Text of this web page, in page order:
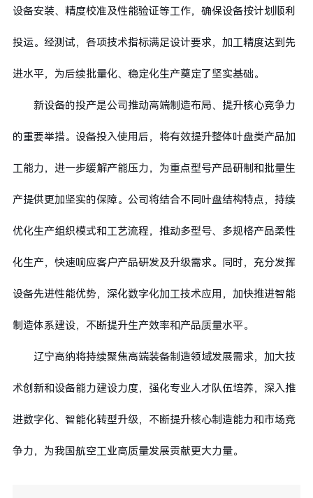
设备安装、精度校准及性能验证等工作，确保设备按计划顺利
投运。经测试，各项技术指标满足设计要求，加工精度达到先
进水平，为后续批量化、稳定化生产奠定了坚实基础。
新设备的投产是公司推动高端制造布局、提升核心竞争力
的重要举措。设备投入使用后，将有效提升整体叶盘类产品加
工能力，进一步缓解产能压力，为重点型号产品研制和批量生
产提供更加坚实的保障。公司将结合不同叶盘结构特点，持续
优化生产组织模式和工艺流程，推动多型号、多规格产品柔性
化生产，快速响应客户产品研发及升级需求。同时，充分发挥
设备先进性能优势，深化数字化加工技术应用，加快推进智能
制造体系建设，不断提升生产效率和产品质量水平。
辽宁高纳将持续聚焦高端装备制造领域发展需求，加大技
术创新和设备能力建设力度，强化专业人才队伍培养，深入推
进数字化、智能化转型升级，不断提升核心制造能力和市场竞
争力，为我国航空工业高质量发展贡献更大力量。